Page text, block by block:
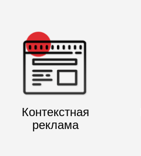
Контекстная
реклама